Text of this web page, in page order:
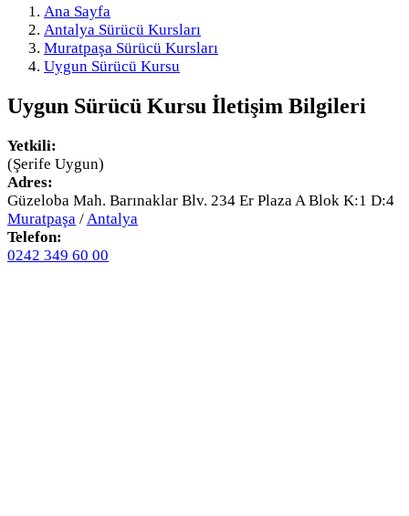
Ana Sayfa
Antalya Sürücü Kursları
Muratpaşa Sürücü Kursları
Uygun Sürücü Kursu
Uygun Sürücü Kursu İletişim Bilgileri
Yetkili:
(Şerife Uygun)
Adres:
Güzeloba Mah. Barınaklar Blv. 234 Er Plaza A Blok K:1 D:4
Muratpaşa / Antalya
Telefon:
0242 349 60 00